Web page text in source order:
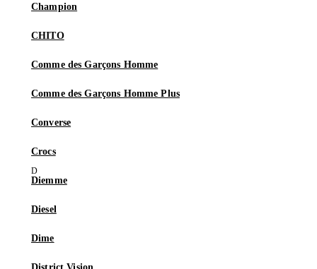
Champion
CHITO
Comme des Garçons Homme
Comme des Garçons Homme Plus
Converse
Crocs
Diemme
Diesel
Dime